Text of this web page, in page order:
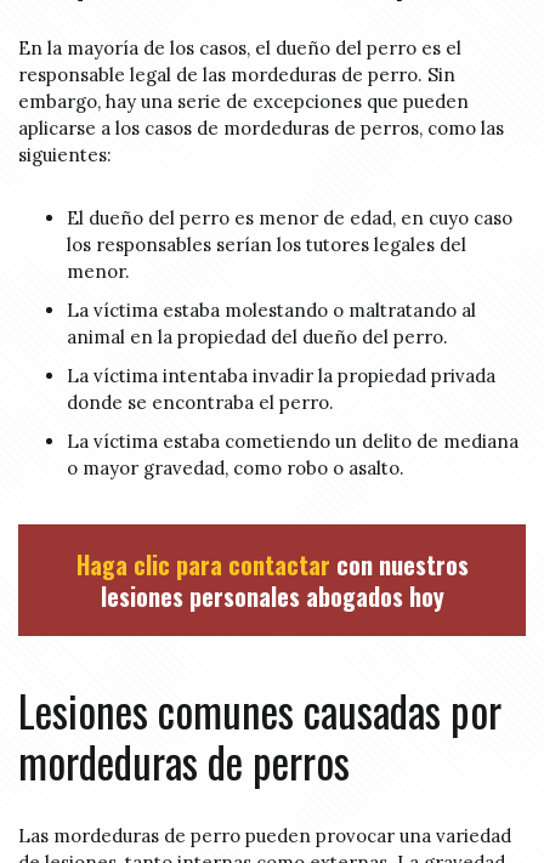
En la mayoría de los casos, el dueño del perro es el
responsable legal de las mordeduras de perro. Sin
embargo, hay una serie de excepciones que pueden
aplicarse a los casos de mordeduras de perros, como las
siguientes:
El dueño del perro es menor de edad, en cuyo caso
los responsables serían los tutores legales del
menor.
La víctima estaba molestando o maltratando al
animal en la propiedad del dueño del perro.
La víctima intentaba invadir la propiedad privada
donde se encontraba el perro.
La víctima estaba cometiendo un delito de mediana
o mayor gravedad, como robo o asalto.
Haga clic para contactar con nuestros
lesiones personales abogados hoy
Lesiones comunes causadas por
mordeduras de perros
Las mordeduras de perro pueden provocar una variedad